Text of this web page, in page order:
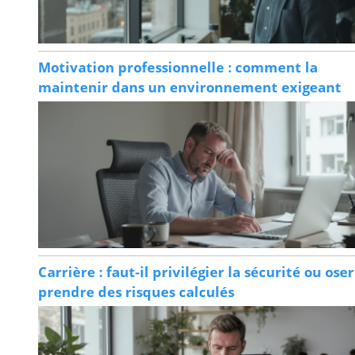
Motivation professionnelle : comment la
maintenir dans un environnement exigeant
Carrière : faut-il privilégier la sécurité ou oser
prendre des risques calculés